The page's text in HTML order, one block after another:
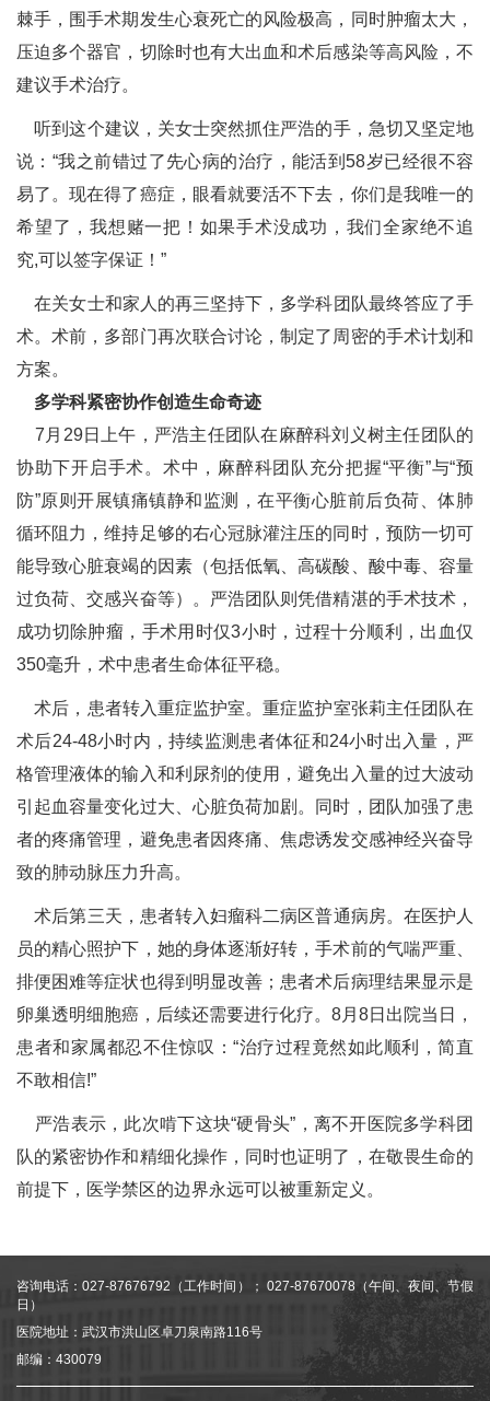
棘手，围手术期发生心衰死亡的风险极高，同时肿瘤太大，
压迫多个器官，切除时也有大出血和术后感染等高风险，不
建议手术治疗。
听到这个建议，关女士突然抓住严浩的手，急切又坚定地
说：“我之前错过了先心病的治疗，能活到58岁已经很不容
易了。现在得了癌症，眼看就要活不下去，你们是我唯一的
希望了，我想赌一把！如果手术没成功，我们全家绝不追
究,可以签字保证！”
在关女士和家人的再三坚持下，多学科团队最终答应了手
术。术前，多部门再次联合讨论，制定了周密的手术计划和
方案。
多学科紧密协作创造生命奇迹
7月29日上午，严浩主任团队在麻醉科刘义树主任团队的
协助下开启手术。术中，麻醉科团队充分把握“平衡”与“预
防”原则开展镇痛镇静和监测，在平衡心脏前后负荷、体肺
循环阻力，维持足够的右心冠脉灌注压的同时，预防一切可
能导致心脏衰竭的因素（包括低氧、高碳酸、酸中毒、容量
过负荷、交感兴奋等）。严浩团队则凭借精湛的手术技术，
成功切除肿瘤，手术用时仅3小时，过程十分顺利，出血仅
350毫升，术中患者生命体征平稳。
术后，患者转入重症监护室。重症监护室张莉主任团队在
术后24-48小时内，持续监测患者体征和24小时出入量，严
格管理液体的输入和利尿剂的使用，避免出入量的过大波动
引起血容量变化过大、心脏负荷加剧。同时，团队加强了患
者的疼痛管理，避免患者因疼痛、焦虑诱发交感神经兴奋导
致的肺动脉压力升高。
术后第三天，患者转入妇瘤科二病区普通病房。在医护人
员的精心照护下，她的身体逐渐好转，手术前的气喘严重、
排便困难等症状也得到明显改善；患者术后病理结果显示是
卵巢透明细胞癌，后续还需要进行化疗。8月8日出院当日，
患者和家属都忍不住惊叹：“治疗过程竟然如此顺利，简直
不敢相信!”
严浩表示，此次啃下这块“硬骨头”，离不开医院多学科团
队的紧密协作和精细化操作，同时也证明了，在敬畏生命的
前提下，医学禁区的边界永远可以被重新定义。
咨询电话：027-87676792（工作时间）； 027-87670078（午间、夜间、节假
日）
医院地址：武汉市洪山区卓刀泉南路116号
邮编：430079